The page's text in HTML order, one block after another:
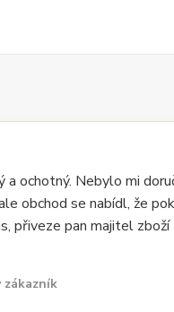
a ochotný. Nebylo mi
obchod se nabídl, že
přiveze pan majitel zboží
zákazník